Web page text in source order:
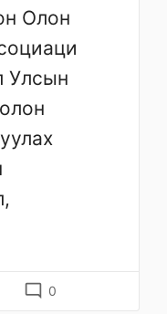
Олон
Улсын
mode_comment 0